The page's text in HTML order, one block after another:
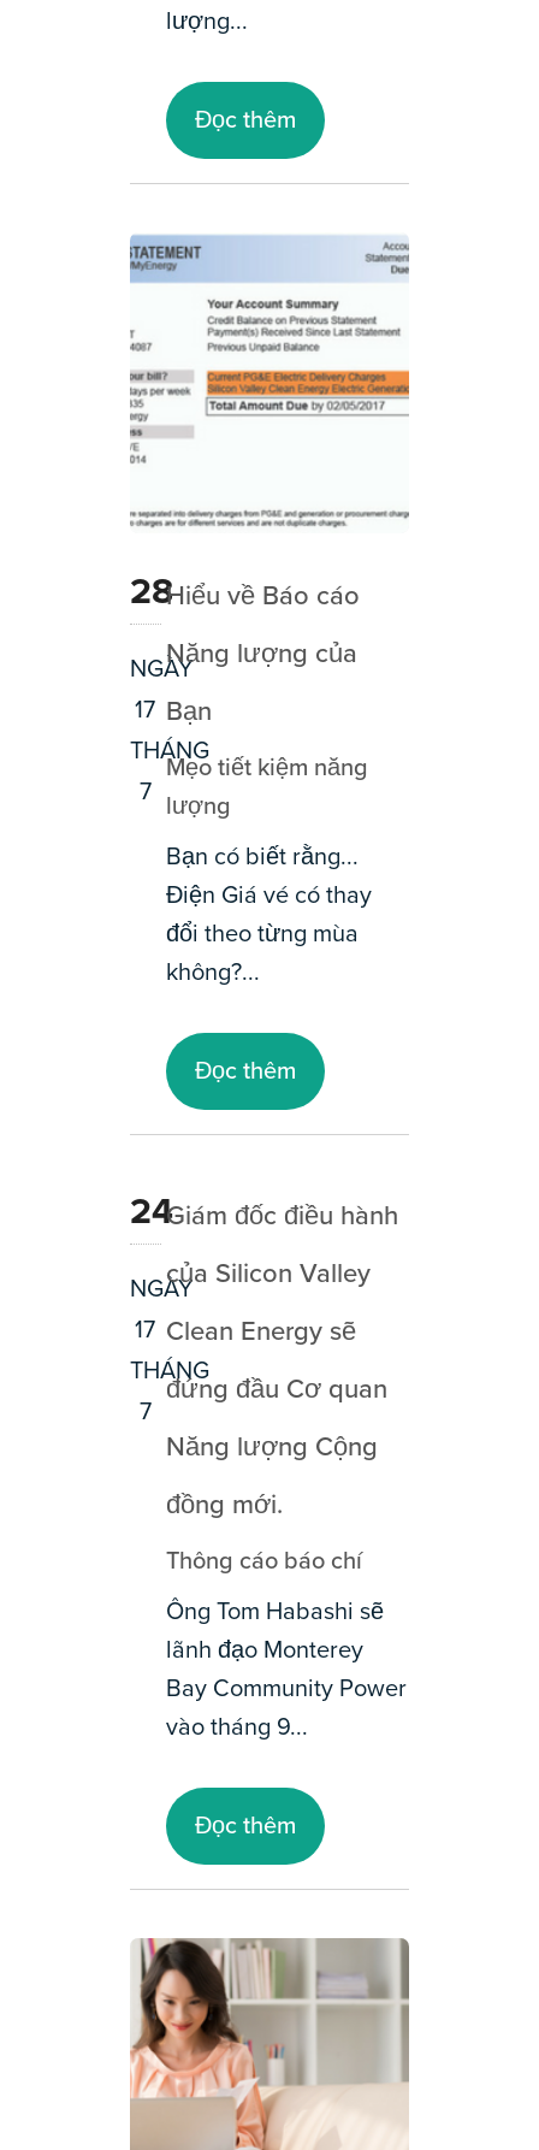
lượng...
Đọc thêm
28
NGÀY
17
THÁNG
7
Hiểu về Báo cáo
Năng lượng của
Bạn
Mẹo tiết kiệm năng
lượng
Bạn có biết rằng...
Điện Giá vé có thay
đổi theo từng mùa
không?...
Đọc thêm
24
NGÀY
17
THÁNG
7
Giám đốc điều hành
của Silicon Valley
Clean Energy sẽ
đứng đầu Cơ quan
Năng lượng Cộng
đồng mới.
Thông cáo báo chí
Ông Tom Habashi sẽ
lãnh đạo Monterey
Bay Community Power
vào tháng 9...
Đọc thêm